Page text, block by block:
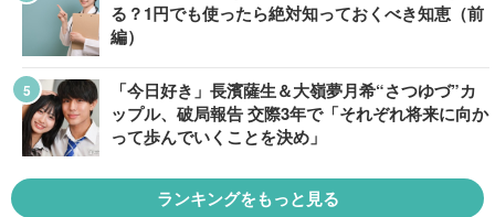
る？1円でも使ったら絶対知っておくべき知恵（前
編）
「今日好き」長濱薩生＆大嶺夢月希“さつゆづ”カ
ップル、破局報告 交際3年で「それぞれ将来に向か
って歩んでいくことを決め」
ランキングをもっと見る